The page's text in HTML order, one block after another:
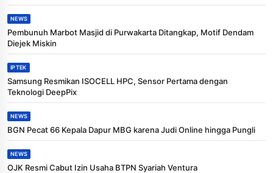
NEWS
Pembunuh Marbot Masjid di Purwakarta Ditangkap, Motif Dendam
Diejek Miskin
IPTEK
Samsung Resmikan ISOCELL HPC, Sensor Pertama dengan
Teknologi DeepPix
NEWS
BGN Pecat 66 Kepala Dapur MBG karena Judi Online hingga Pungli
NEWS
OJK Resmi Cabut Izin Usaha BTPN Syariah Ventura